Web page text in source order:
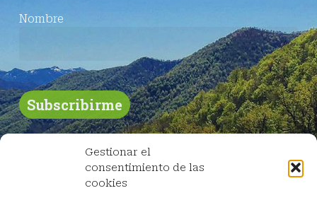
Gestionar el
consentimiento de las
cookies
Nombre